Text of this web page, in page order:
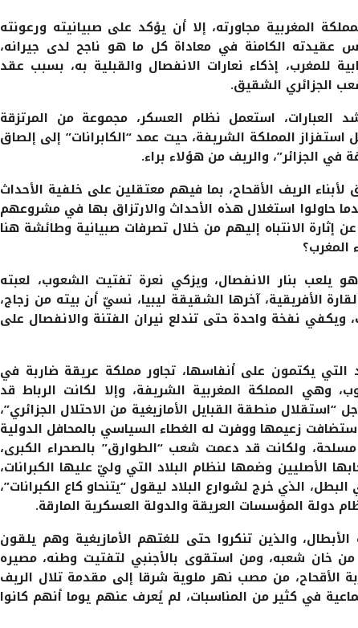
المغربية مجاورته، إلا أن يؤكد على صبيانيته ورعونته
عقيدته الكامنة في معاداة كل ما هو ناجح لدى جيرانه،
للمغرب، إذكاء نعارات الانفصال والقبلية به، بسبب عقد
الجزائري الشقيق.
استعمل نظام العسكر، مجموعة من المرتزقة
المملكة الشريفة، حيت عمد “الكابرانات” إلى إلصاق
في الجزائر”، والريف من هؤلاء براء.
الريف الأقحاح، بما فيهم معتقلين على خلفية الأحداث
حاولوا استغلال هذه الأحداث والارتزاق بها في مشروعهم
إثارة الانتباه إليهم من خلال تصرفات صبيانية وطائشة هنا
المغرب؟
يلعب بنار الانفصال، ويزكي نعرة تفتيت الشعوب، لعبته
الأفريقية، آخرها الشقيقة ليبيا، نسيّ أن بيته من زجاج،
ويكفي نفخة واحدة حتى تندلع نيران الفتنة والانفصال على
التي يكتمون على أنفاسها، تجاور مملكة عريقة ضاربة في
وهي المملكة المغربية الشريفة، وإلا لكانت الرباط قد
منطقة القبايل الأمازيغية من الاحتلال الجزائري”،
زعيمها ووفرت له الغطاء السياسي بالمحافل الدولية
ولكانت قد دعمت شعب “الطوارق” بالصحراء الكبرى،
الأصليين وضمها لنظام البلاد التي وليّ عليها الكبرانات،
الذي خرج لشوارع البلاد ليقول “يتنحاو كاع الكبرانات”،
دولة المؤسسات العريقة والدولة العسكرية المارقة.
والذين تنكروا حتى للغتهم الأمازيغية وهم يلقون
خان شعبه، ومن استقوى بالأجنبي لتفتيت وطنه، مصيره
الأقحاح، من مصب نهر ملوية شرقا إلى مقدمة تلال الريف
في كثير من المناسبات، لم يُعرف عنهم يوما أنهم كانوا